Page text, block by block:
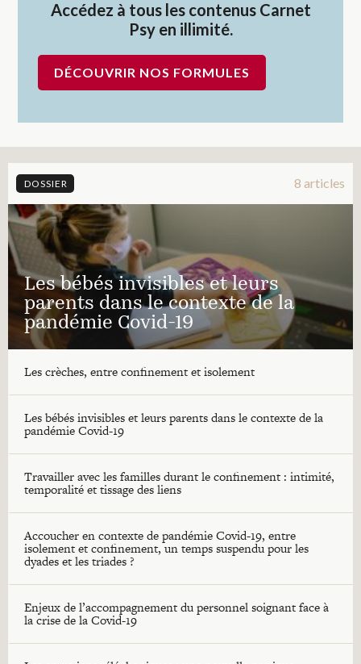
Accédez à tous les contenus Carnet
Psy en illimité.
DÉCOUVRIR NOS FORMULES
DOSSIER 8 articles
Les bébés invisibles et leurs
parents dans le contexte de la
pandémie Covid-19
Les crèches, entre confinement et isolement
Les bébés invisibles et leurs parents dans le contexte de la
pandémie Covid-19
Travailler avec les familles durant le confinement : intimité,
temporalité et tissage des liens
Accoucher en contexte de pandémie Covid-19, entre
isolement et confinement, un temps suspendu pour les
dyades et les triades ?
Enjeux de l’accompagnement du personnel soignant face à
la crise de la Covid-19